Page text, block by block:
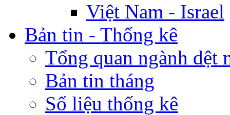
Việt Nam - Israel
Bản tin - Thống kê
Tổng quan ngành dệt
Bản tin tháng
Số liệu thống kê